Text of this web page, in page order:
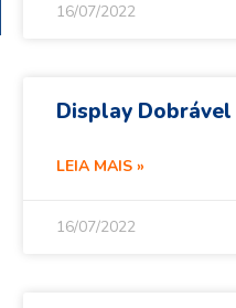
16/07/2022
Display Dobrável
LEIA MAIS »
16/07/2022